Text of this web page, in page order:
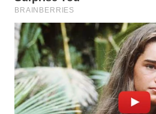
WN
TAPANULI
SELATAN
WN
TANJUNG
LESUNG